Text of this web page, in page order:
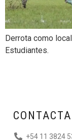
Derrota como
Estudiantes.
+54 11 3824